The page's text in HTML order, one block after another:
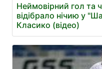
Неймовірний гол та
відібрало нічию у
Класико (відео)